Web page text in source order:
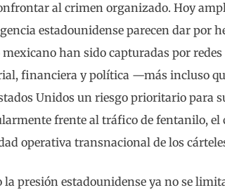
al crimen organizado. Hoy
estadounidense parecen dar por
mexicano han sido capturadas por
financiera y política —más incluso
Unidos un riesgo prioritario para
frente al tráfico de fentanilo, el
operativa transnacional de los
la presión estadounidense ya no se